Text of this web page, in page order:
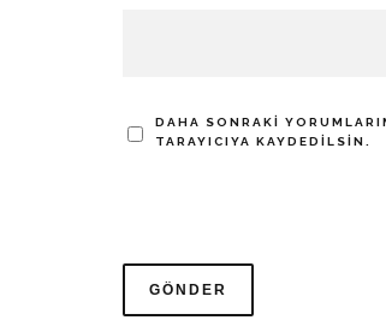
DAHA SONRAKI
TARAYICIYA KAYDEDILSIN.